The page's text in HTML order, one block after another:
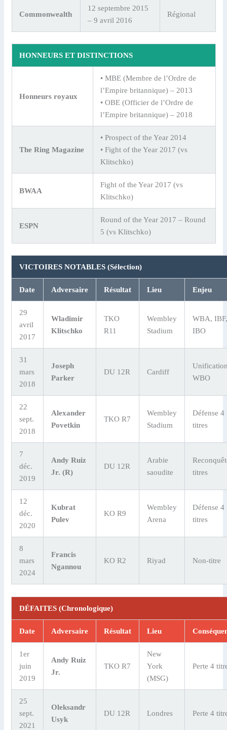
Commonwealth
12 septembre 2015
– 9 avril 2016
Régional
HONNEURS ET DISTINCTIONS
Honneurs royaux
• MBE (Membre de l’Ordre de
l’Empire britannique) – 2013
• OBE (Officier de l’Ordre de
l’Empire britannique) – 2018
The Ring Magazine
• Prospect of the Year 2014
• Fight of the Year 2017 (vs
Klitschko)
BWAA
Fight of the Year 2017 (vs
Klitschko)
ESPN
Round of the Year 2017 – Round
5 (vs Klitschko)
VICTOIRES NOTABLES (Sélection)
Date Adversaire Résultat Lieu Enjeu
29
avril
2017
Wladimir
Klitschko
TKO
R11
Wembley
Stadium
WBA,
IBO
31
mars
2018
Joseph
Parker
DU 12R Cardiff
WBO
22
sept.
2018
Alexander
Povetkin
TKO R7
Wembley
Stadium
Défense 4
titres
7
déc.
2019
Andy Ruiz
Jr. (R)
DU 12R
Arabie
saoudite
titres
12
déc.
2020
Kubrat
Pulev
KO R9
Wembley
Arena
Défense 4
titres
8
mars
2024
Francis
Ngannou
KO R2 Riyad Non-titre
DÉFAITES (Chronologique)
Date Adversaire Résultat Lieu
1er
juin
2019
Andy Ruiz
Jr.
TKO R7
New
York
(MSG)
Perte 4
25
sept.
2021
Oleksandr
Usyk
DU 12R Londres Perte 4